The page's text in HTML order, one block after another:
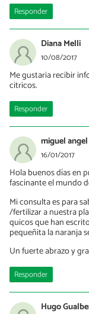
Responder
Diana Melli
10/08/2017
Me gustaria recibir
citricos.
Responder
miguel
16/01/2017
Hola buenos días en
fascinante el mundo
Mi consulta es para
/fertilizar a nuestra
quicos que han
pequeñita la naranja
Un fuerte abrazo y
Responder
Hugo